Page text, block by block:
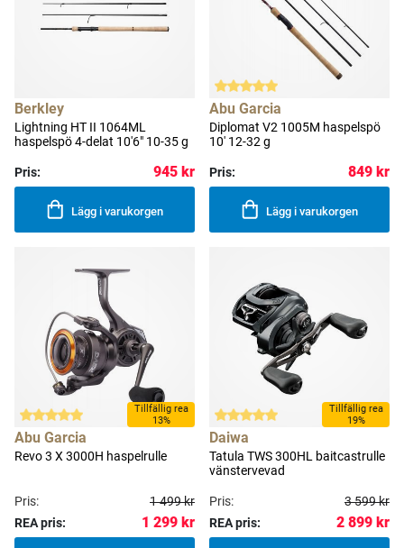
Berkley
Lightning HT II 1064ML
haspelspö 4-delat 10'6" 10-35 g
Pris: 945 kr
Lägg i varukorgen
Abu Garcia
Diplomat V2 1005M haspelspö
10' 12-32 g
Pris: 849 kr
Lägg i varukorgen
Tillfällig rea
13%
Abu Garcia
Revo 3 X 3000H haspelrulle
Pris:
1 499 kr
REA pris:
1 299 kr
Tillfällig rea
19%
Daiwa
Tatula TWS 300HL baitcastrulle
vänstervevad
Pris:
3 599 kr
REA pris:
2 899 kr